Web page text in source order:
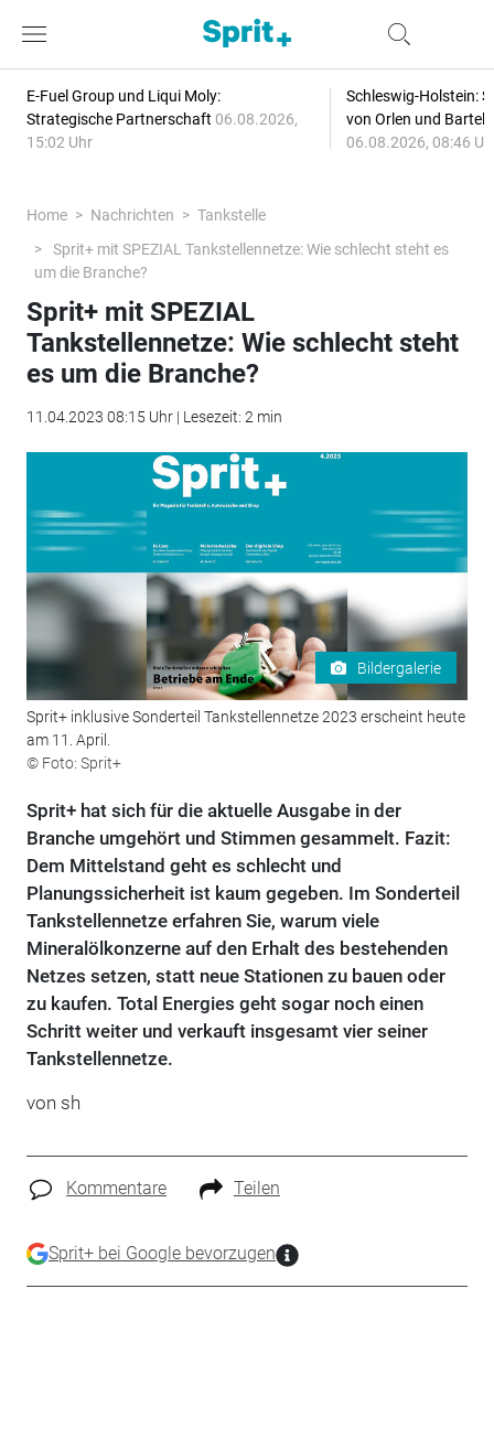
E-Fuel Group und Liqui Moly:
Strategische Partnerschaft 06.08.2026,
15:02 Uhr
Schleswig-Holstein:
von Orlen und
06.08.2026, 08:46
Home Nachrichten
Tankstelle
Sprit+ mit SPEZIAL Tankstellennetze: Wie schlecht steht es
um die Branche?
Sprit+ mit SPEZIAL
Tankstellennetze: Wie schlecht steht
es um die Branche?
11.04.2023 08:15 Uhr | Lesezeit: 2 min
Bildergalerie
Sprit+ inklusive Sonderteil Tankstellennetze 2023 erscheint heute
am 11. April.
© Foto: Sprit+
Sprit+ hat sich für die aktuelle Ausgabe in der
Branche umgehört und Stimmen gesammelt. Fazit:
Dem Mittelstand geht es schlecht und
Planungssicherheit ist kaum gegeben. Im Sonderteil
Tankstellennetze erfahren Sie, warum viele
Mineralölkonzerne auf den Erhalt des bestehenden
Netzes setzen, statt neue Stationen zu bauen oder
zu kaufen. Total Energies geht sogar noch einen
Schritt weiter und verkauft insgesamt vier seiner
Tankstellennetze.
von sh
Kommentare Teilen
Sprit+ bei Google bevorzugen